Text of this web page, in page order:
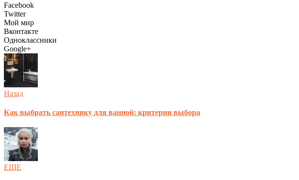
Facebook
Twitter
Мой мир
Вконтакте
Одноклассники
Google+
Назад
Как выбрать сантехнику для ванной: критерии выбора
ЕЩЕ